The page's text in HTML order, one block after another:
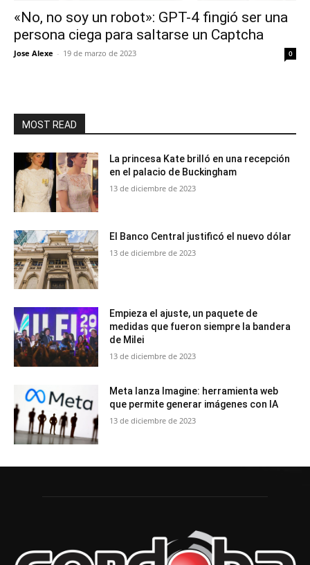
«No, no soy un robot»: GPT-4 fingió ser una
persona ciega para saltarse un Captcha
Jose Alexe - 19 de marzo de 2023 0
MOST READ
La princesa Kate brilló en una recepción
en el palacio de Buckingham
13 de diciembre de 2023
El Banco Central justificó el nuevo dólar
13 de diciembre de 2023
Empieza el ajuste, un paquete de
medidas que fueron siempre la bandera
de Milei
13 de diciembre de 2023
Meta lanza Imagine: herramienta web
que permite generar imágenes con IA
13 de diciembre de 2023